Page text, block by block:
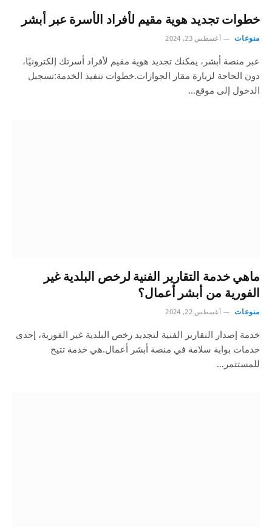
خطوات تجديد هوية مقيم لأفراد الأسرة عبر أبشر
منوعات أغسطس 23, 2024
عبر منصة أبشر، يمكنك تجديد هوية مقيم لأفراد أسرتك إلكترونيًا،
دون الحاجة لزيارة مقار الجوازات.خطوات تنفيذ الخدمة:تسجيل
الدخول إلى موقع…
ماهي خدمة التقارير الفنية لرخص البلدية غير
الفورية من أبشر أعمال؟
منوعات أغسطس 22, 2024
خدمة إصدار التقارير الفنية لتجديد رخص البلدية غير الفورية، إحدى
خدمات بوابة سلامة في منصة أبشر أعمال.هي خدمة تتيح
للمستثمر…